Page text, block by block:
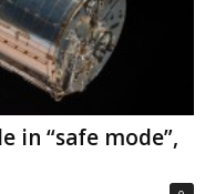
in “safe mode”,